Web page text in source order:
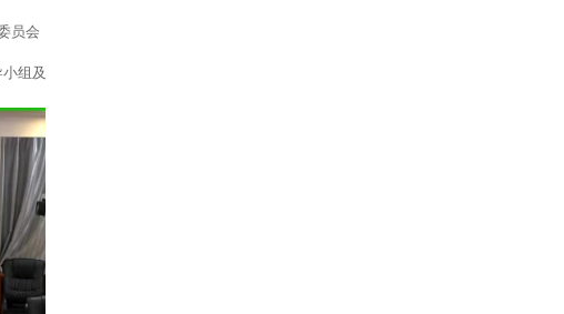
会《关于印发<贵州省“清廉医院”建设实施方案>的通知》精神，听取了院纪委综合室
组及其办公室，审议通过了《贵州医科大学附属医院关于“清廉医院”建设实施方案》